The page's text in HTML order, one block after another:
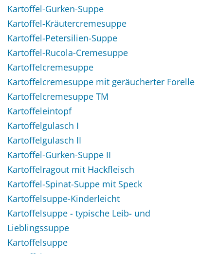
Kartoffel-Gurken-Suppe
Kartoffel-Kräutercremesuppe
Kartoffel-Petersilien-Suppe
Kartoffel-Rucola-Cremesuppe
Kartoffelcremesuppe
Kartoffelcremesuppe mit geräucherter Forelle
Kartoffelcremesuppe TM
Kartoffeleintopf
Kartoffelgulasch I
Kartoffelgulasch II
Kartoffel-Gurken-Suppe II
Kartoffelragout mit Hackfleisch
Kartoffel-Spinat-Suppe mit Speck
Kartoffelsuppe-Kinderleicht
Kartoffelsuppe - typische Leib- und
Lieblingssuppe
Kartoffelsuppe